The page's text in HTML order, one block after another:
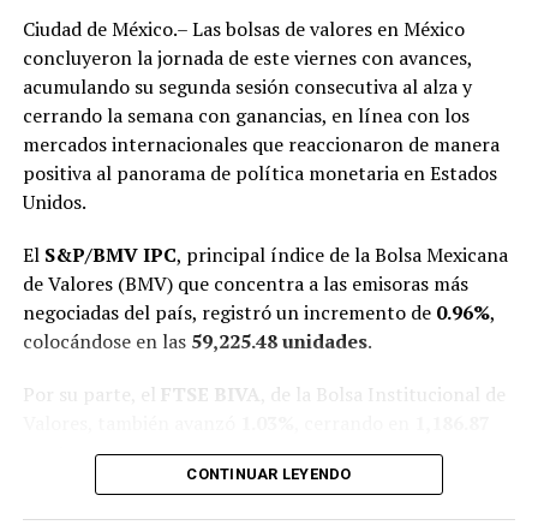
esquema de aumentos graduales que se extenderá hasta
2030.
Además, la medida aplicará también parabolsas de
nicotina y cigarros artesanales, en cuyo caso la tasa
específica crecerá32%. Según cifras de Hacienda, el
consumo de tabaco provoca cada año la muerte demás
de 63 mil personas en México
cáncer de pulmón, EPOC y enfermedades
cardiovasculares.
Otros rubros con impuestos
saludables
ser productos de consumo masivo, los impuestos
también alcanzan a otros sectores:
Ciudad de México.– Las bolsas de valores en México
concluyeron la jornada de este viernes con avances,
acumulando su segunda sesión consecutiva al alza y
cerrando la semana con ganancias, en línea con los
mercados internacionales que reaccionaron de manera
positiva al panorama de política monetaria en Estados
Unidos.
El S&P/BMV IPC, principal índice de la Bolsa Mexicana
de Valores (BMV) que concentra a las emisoras más
negociadas del país, registró un incremento de 0.96%,
colocándose en las 59,225.48 unidades.
Por su parte, el FTSE BIVA
, de la Bolsa Institucional de
CONTINUAR LEYENDO